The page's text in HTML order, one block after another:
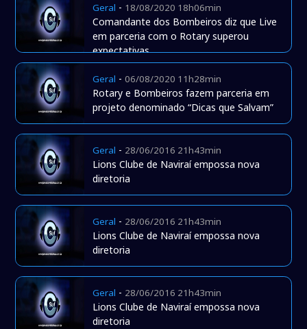
Geral - 18/08/2020 18h06min
Comandante dos Bombeiros diz que Live
em parceria com o Rotary superou
expectativas
Geral -06/08/2020 11h28min
Rotary e Bombeiros fazem parceria em
projeto denominado “Dicas que Salvam”
Geral - 28/06/2016 21h43min
Lions Clube de Naviraí empossa nova
diretoria
Geral - 28/06/2016 21h43min
Lions Clube de Naviraí empossa nova
diretoria
Geral - 28/06/2016 21h43min
Lions Clube de Naviraí empossa nova
diretoria